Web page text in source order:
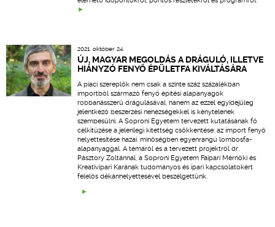
TERVEZÉSI SEGÉDLETEK
2021. október 24.
ÚJ, MAGYAR MEGOLDÁS A DRÁGULÓ, ILLETVE
HIÁNYZÓ FENYŐ ÉPÜLETFA KIVÁLTÁSÁRA
A piaci szereplők nem csak a szinte száz százalékban
importból származó fenyő építési alapanyagok
robbanásszerű drágulásával, hanem az ezzel egyidejűleg
jelentkező beszerzési nehézségekkel is kénytelenek
szembesülni. A Soproni Egyetem tervezett kutatásának fő
célkitűzése a jelenlegi kitettség csökkentése: az import fenyő
helyettesítése hazai, minőségben egyenrangú lombosfa-
alapanyaggal. A témáról és a tervezett projektről dr.
Pásztory Zoltánnal, a Soproni Egyetem Faipari Mérnöki és
Kreatívipari Karának tudományos és ipari kapcsolatokért
felelős dékánhelyettesével beszélgettünk.